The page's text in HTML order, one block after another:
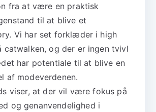
fra at være en praktisk
til at blive et
Vi har set forklæder i high
catwalken, og der er ingen tvivl
har potentiale til at blive en
af modeverdenen.
viser, at der vil være fokus på
og genanvendelighed i